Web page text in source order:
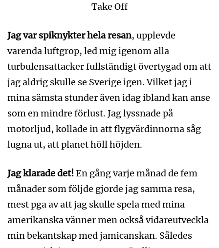
Take Off
Jag var spiknykter hela resan, upplevde
varenda luftgrop, led mig igenom alla
turbulensattacker fullständigt övertygad om att
jag aldrig skulle se Sverige igen. Vilket jag i
mina sämsta stunder även idag ibland kan anse
som en mindre förlust. Jag lyssnade på
motorljud, kollade in att flygvärdinnorna såg
lugna ut, att planet höll höjden.
Jag klarade det!En gång varje månad de fem
månader som följde gjorde jag samma resa,
mest pga av att jag skulle spela med mina
amerikanska vänner men också vidareutveckla
min bekantskap med jamicanskan. Således